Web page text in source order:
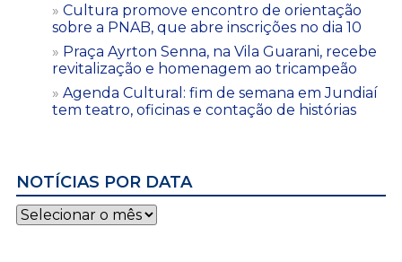
Cultura promove encontro de orientação
sobre a PNAB, que abre inscrições no dia 10
Praça Ayrton Senna, na Vila Guarani, recebe
revitalização e homenagem ao tricampeão
Agenda Cultural: fim de semana em Jundiaí
tem teatro, oficinas e contação de histórias
NOTÍCIAS POR DATA
Notícias
por